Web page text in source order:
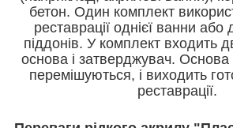
бетон. Один комплект
реставрації однієї ванни
піддонів. У комплект входить
основа і затверджувач. Основа
перемішуються, і виходить
реставрації.